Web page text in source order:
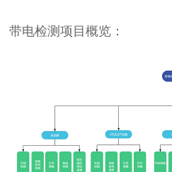
带电检测项目概览：